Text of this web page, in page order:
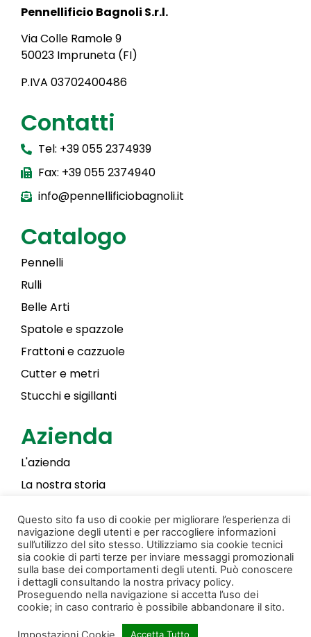
Pennellificio Bagnoli S.r.l.
Via Colle Ramole 9
50023 Impruneta (FI)
P.IVA 03702400486
Contatti
Tel: +39 055 2374939
Fax: +39 055 2374940
info@pennellificiobagnoli.it
Catalogo
Pennelli
Rulli
Belle Arti
Spatole e spazzole
Frattoni e cazzuole
Cutter e metri
Stucchi e sigillanti
Azienda
L'azienda
La nostra storia
Privacy & Cookie PolicyCreato da Donati Films
© Copyright 2022 Pennellificio Bagnoli S.r.l. Tutti i
diritti sono riservati.
Questo sito fa uso di cookie per migliorare l’esperienza di
navigazione degli utenti e per raccogliere informazioni
sull’utilizzo del sito stesso. Utilizziamo sia cookie tecnici
sia cookie di parti terze per inviare messaggi promozionali
sulla base dei comportamenti degli utenti. Può conoscere
i dettagli consultando la nostra privacy policy.
Proseguendo nella navigazione si accetta l’uso dei
cookie; in caso contrario è possibile abbandonare il sito.
Accetta Tutto